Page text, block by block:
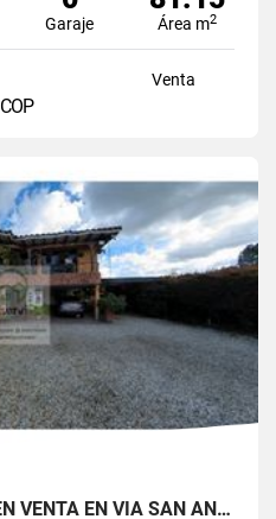
Garaje Área m2
Venta
COP
FINCA INDEPENDIENTE EN VENTA EN VIA SAN ANTONIO-LA CEJA.